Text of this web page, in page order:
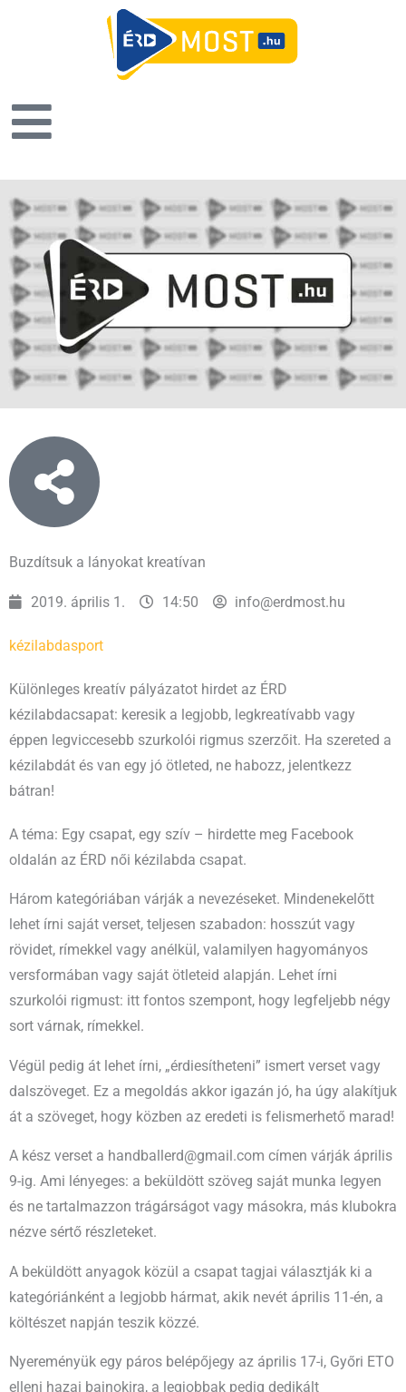
Buzdítsuk a lányokat kreatívan
2019. április 1. 14:50 info@erdmost.hu
kézilabdasport
Különleges kreatív pályázatot hirdet az ÉRD
kézilabdacsapat: keresik a legjobb, legkreatívabb vagy
éppen legviccesebb szurkolói rigmus szerzőit. Ha szereted a
kézilabdát és van egy jó ötleted, ne habozz, jelentkezz
bátran!
A téma: Egy csapat, egy szív – hirdette meg Facebook
oldalán az ÉRD női kézilabda csapat.
Három kategóriában várják a nevezéseket. Mindenekelőtt
lehet írni saját verset, teljesen szabadon: hosszút vagy
rövidet, rímekkel vagy anélkül, valamilyen hagyományos
versformában vagy saját ötleteid alapján. Lehet írni
szurkolói rigmust: itt fontos szempont, hogy legfeljebb négy
sort várnak, rímekkel.
Végül pedig át lehet írni, „érdiesítheteni” ismert verset vagy
dalszöveget. Ez a megoldás akkor igazán jó, ha úgy alakítjuk
át a szöveget, hogy közben az eredeti is felismerhető marad!
A kész verset a handballerd@gmail.com címen várják április
9-ig. Ami lényeges: a beküldött szöveg saját munka legyen
és ne tartalmazzon trágárságot vagy másokra, más klubokra
nézve sértő részleteket.
A beküldött anyagok közül a csapat tagjai választják ki a
kategóriánként a legjobb hármat, akik nevét április 11-én, a
költészet napján teszik közzé.
Nyereményük egy páros belépőjegy az április 17-i, Győri ETO
elleni hazai bajnokira, a legjobbak pedig dedikált